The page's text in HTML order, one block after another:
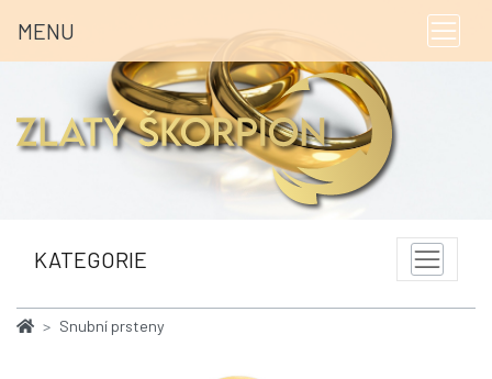
MENU
KATEGORIE
Snubní prsteny